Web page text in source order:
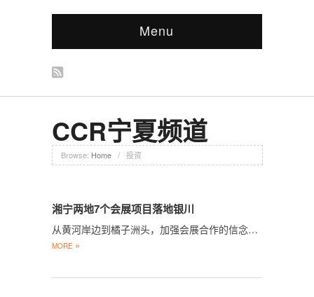
Menu
CCR宁夏频道
Browse: Home / 投资
湘宁两地7个会展项目落地银川
从黄河岸边到橘子洲头，加强会展合作的信念…
MORE »